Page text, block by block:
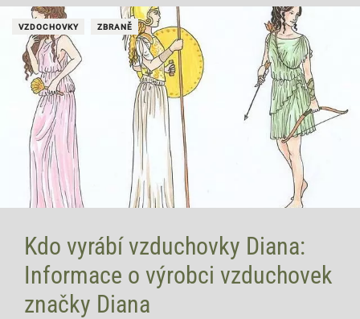
VZDOCHOVKY ZBRANĚ
Kdo vyrábí vzduchovky Diana:
Informace o výrobci vzduchovek
značky Diana